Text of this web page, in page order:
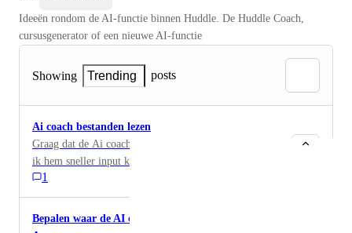
Ideeën rondom de AI-functie binnen Huddle. De Huddle Coach,
cursusgenerator of een nieuwe AI-functie
Showing Trending posts
Ai coach bestanden lezen
Graag dat de Ai coach ook bestanden kan lezen. Zodat
ik hem sneller input kan geven.
1
Bepalen waar de AI coach getoond wordt binnen de